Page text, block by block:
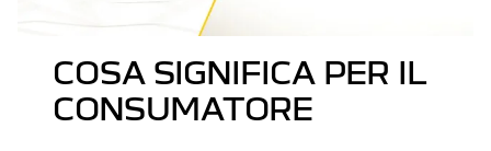
COSA SIGNIFICA PER IL
CONSUMATORE